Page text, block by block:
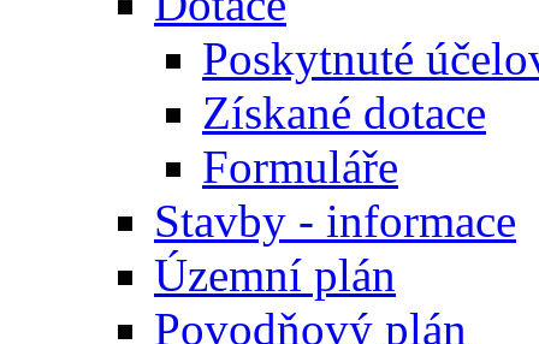
Poskytnuté
Získané dotace
Formuláře
Stavby - informace
Územní plán
Povodňový plán